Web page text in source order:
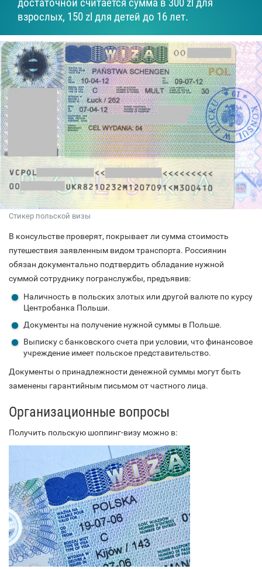
достаточной считается сумма в 300 zl для
взрослых, 150 zl для детей до 16 лет.
Стикер польской визы
В консульстве проверят, покрывает ли сумма стоимость
путешествия заявленным видом транспорта. Россиянин
обязан документально подтвердить обладание нужной
суммой сотруднику погранслужбы, предъявив:
Наличность в польских злотых или другой валюте по курсу
Центробанка Польши.
Документы на получение нужной суммы в Польше.
Выписку с банковского счета при условии, что финансовое
учреждение имеет польское представительство.
Документы о принадлежности денежной суммы могут быть
заменены гарантийным письмом от частного лица.
Организационные вопросы
Получить польскую шоппинг-визу можно в: